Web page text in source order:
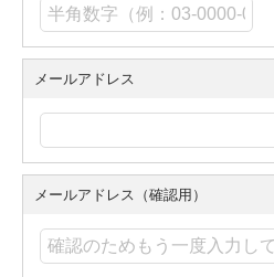
メールアドレス
メールアドレス（確認用）